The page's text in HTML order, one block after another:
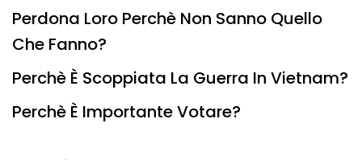
Perdona Loro Perchè Non Sanno Quello
Che Fanno?
Perchè È Scoppiata La Guerra In Vietnam?
Perchè È Importante Votare?